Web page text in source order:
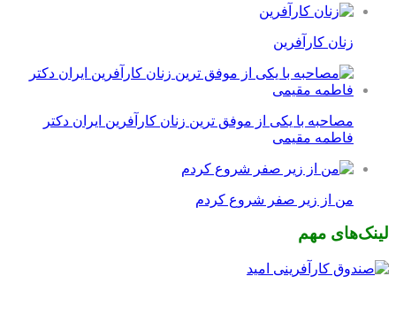
زنان کارآفرین
مصاحبه با یکی از موفق ترین زنان کارآفرین ایران دکتر
فاطمه مقیمی
من از زیر صفر شروع کردم
لینک‌های مهم